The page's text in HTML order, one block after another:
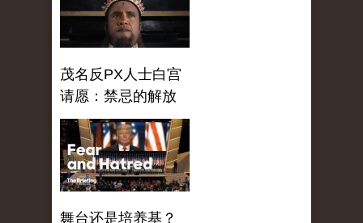
茂名反PX人士白宫
请愿：禁忌的解放
舞台还是培养基？